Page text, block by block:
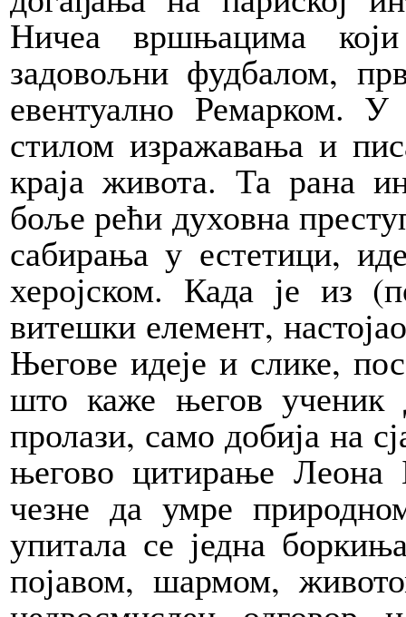
Ничеа вршњацима
задовољни фудбалом,
евентуално Ремарком. У
стилом изражавања и
краја живота. Та рана
боље рећи духовна
сабирања у естетици,
херојском. Када је из
витешки елемент,
Његове идеје и слике,
што каже његов ученик
пролази, само добија на
његово цитирање Леона
чезне да умре
упитала се једна
појавом, шармом,